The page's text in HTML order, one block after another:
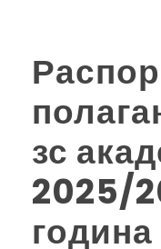
зс
2025/
година